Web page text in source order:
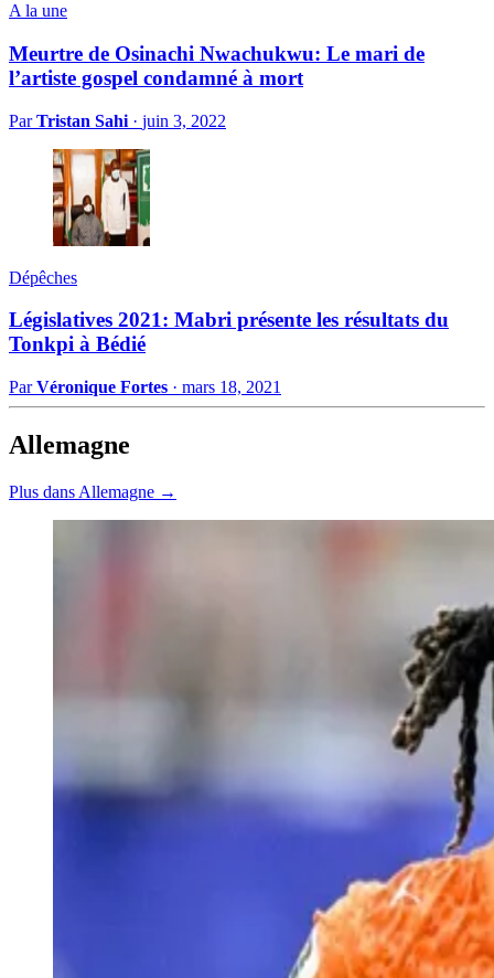
A la une
Meurtre de Osinachi Nwachukwu: Le mari de
l’artiste gospel condamné à mort
ParTristan Sahi · juin 3, 2022
Dépêches
Législatives 2021: Mabri présente les résultats du
Tonkpi à Bédié
ParVéronique Fortes · mars 18, 2021
Allemagne
Plus dans Allemagne →